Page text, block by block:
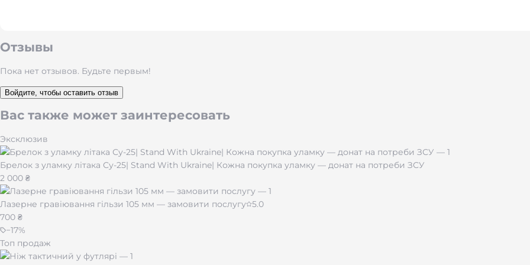
Механизм
Отзывы
Пока нет отзывов. Будьте первым!
Войдите, чтобы оставить отзыв
Вас также может заинтересовать
Эксклюзив
Брелок з уламку літака Су-25| Stand With Ukraine| Кожна покупка уламку — донат на потреби ЗСУ
2 000 ₴
Лазерне гравіювання гільзи 105 мм — замовити послугу 5.0
700 ₴
−17%
Топ продаж